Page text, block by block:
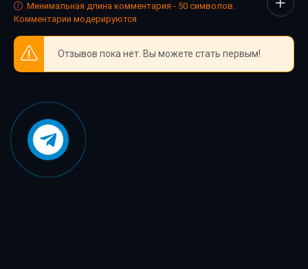
Минимальная длина комментария - 50 символов.
Комментарии модерируются
Отзывов пока нет. Вы можете стать первым!